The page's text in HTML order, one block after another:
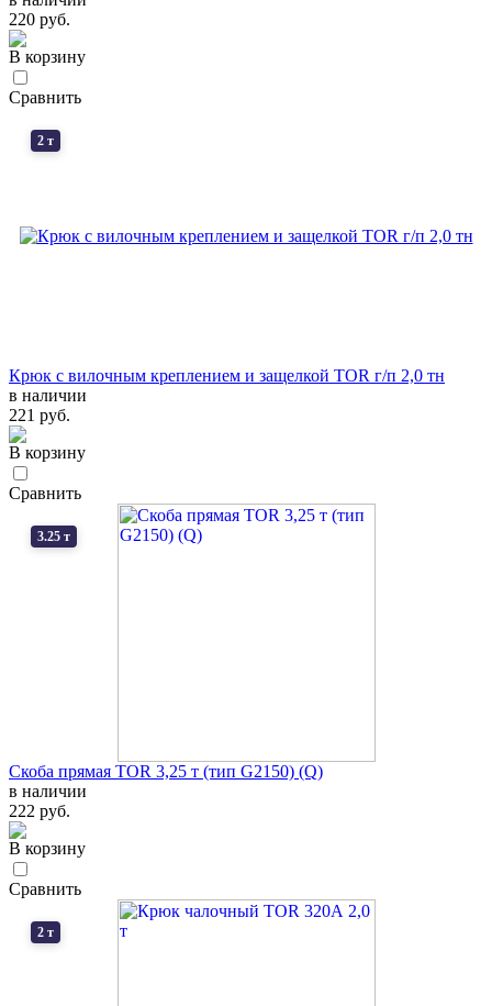
220 руб.
В корзину
Сравнить
2 т
Крюк с вилочным креплением и защелкой TOR г/п 2,0 тн
в наличии
221 руб.
В корзину
Сравнить
3.25 т
Скоба прямая TOR 3,25 т (тип G2150) (Q)
в наличии
222 руб.
В корзину
Сравнить
2 т